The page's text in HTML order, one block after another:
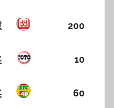
200
10
60